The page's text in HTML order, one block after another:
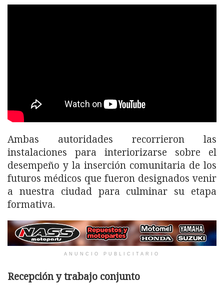
Ambas autoridades recorrieron las
instalaciones para interiorizarse sobre el
desempeño y la inserción comunitaria de los
futuros médicos que fueron designados venir
a nuestra ciudad para culminar su etapa
formativa.
ANUNCIO PUBLICITARIO
Recepción y trabajo conjunto